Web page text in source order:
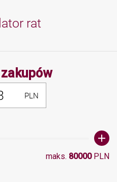
rat
Minimalna
PLN
maks. 80000PLN